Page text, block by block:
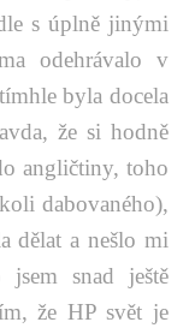
s úplně jinými
odehrávalo v
byla docela
že si hodně
angličtiny, toho
dabovaného),
dělat a nešlo mi
snad ještě
že HP svět je